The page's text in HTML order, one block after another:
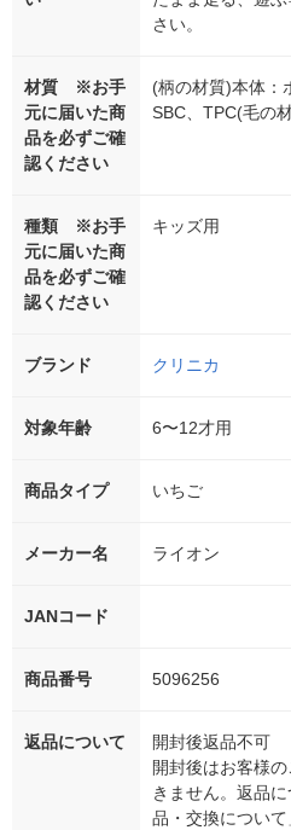
さい。
材質 ※お手
元に届いた商
品を必ずご確
認ください
(柄の材質)本体：
SBC、TPC(毛の
種類 ※お手
元に届いた商
品を必ずご確
認ください
キッズ用
ブランド クリニカ
対象年齢 6〜12才用
商品タイプ いちご
メーカー名 ライオン
JANコード
商品番号 5096256
返品について
開封後返品不可
開封後はお客様
きません。返品
品・交換につい